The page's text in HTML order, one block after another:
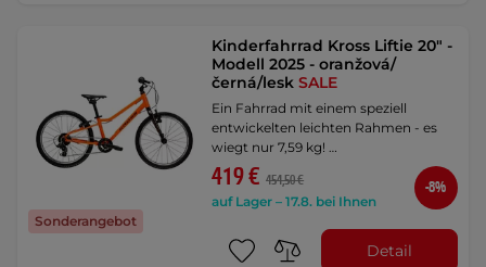
Sonderangebot
Kinderfahrrad Kross Liftie 20" -
Modell 2025 - oranžová/
černá/leskSALE
Ein Fahrrad mit einem speziell
entwickelten leichten Rahmen - es
wiegt nur 7,59 kg! …
419 € 454,50 €
auf Lager – 17.8. bei Ihnen
-8%
Detail